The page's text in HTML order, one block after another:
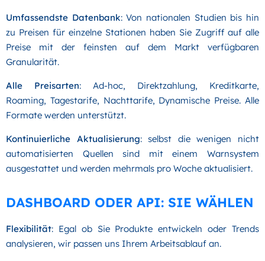
Umfassendste Datenbank: Von nationalen Studien bis hin
zu Preisen für einzelne Stationen haben Sie Zugriff auf alle
Preise mit der feinsten auf dem Markt verfügbaren
Granularität.
Alle Preisarten: Ad-hoc, Direktzahlung, Kreditkarte,
Roaming, Tagestarife, Nachttarife, Dynamische Preise. Alle
Formate werden unterstützt.
Kontinuierliche Aktualisierung: selbst die wenigen nicht
automatisierten Quellen sind mit einem Warnsystem
ausgestattet und werden mehrmals pro Woche aktualisiert.
DASHBOARD ODER API: SIE WÄHLEN
Flexibilität: Egal ob Sie Produkte entwickeln oder Trends
analysieren, wir passen uns Ihrem Arbeitsablauf an.